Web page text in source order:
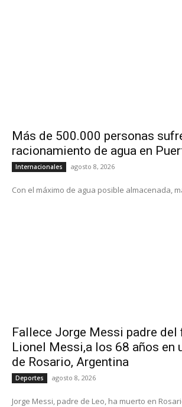
Más de 500.000 personas
racionamiento de agua en
Internacionales agosto 8, 2026
Con el máximo de agua posible almacenada,
Fallece Jorge Messi padre
Lionel Messi,a los 68 años en
de Rosario, Argentina
Deportes agosto 8, 2026
Jorge Messi, padre de Leo, ha muerto en